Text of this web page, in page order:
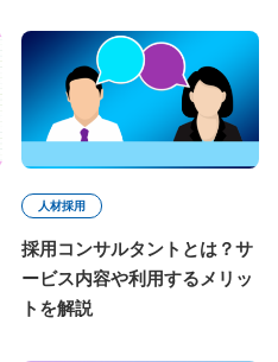
人材採用
採用コンサルタントとは？サ
ービス内容や利用するメリッ
トを解説